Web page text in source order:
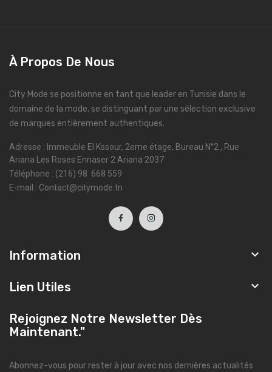
À Propos De Nous
City Mode se positionne en tant que leader en Tunisie dans le
domaine de la mode, se distinguant par une sélection exclusive
de marques entièrement authentiques.
Adresse : Immeuble El Kssour, 2eme étage, Bureau N°2 , Rue
Ariana Les Roses Ennaser 2 Ariana 2037
Téléphone : (216) 98 668 559
E-mail : Contact@citymode.tn
Information 
Lien Utiles 
Rejoignez Notre Newsletter Dès
Maintenant."
Abonnez-vous pour rester à jour avec nos dernières actualités